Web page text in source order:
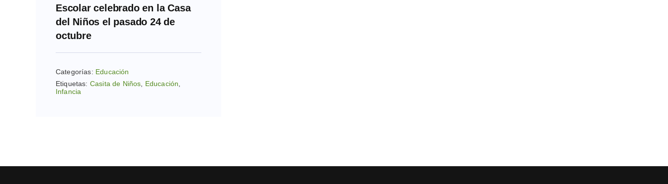
Escolar celebrado en la Casa
del Niños el pasado 24 de
octubre
Categorías: Educación
Etiquetas: Casita de Niños Educación
Infancia